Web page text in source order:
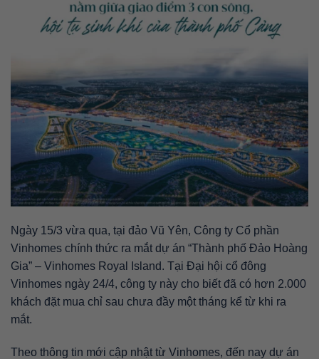
Ngày 15/3 vừa qua, tại đảo Vũ Yên, Công ty Cổ phần
Vinhomes chính thức ra mắt dự án “Thành phố Đảo Hoàng
Gia” – Vinhomes Royal Island. Tại Đại hội cổ đông
Vinhomes ngày 24/4, công ty này cho biết đã có hơn 2.000
khách đặt mua chỉ sau chưa đầy một tháng kể từ khi ra
mắt.
Theo thông tin mới cập nhật từ Vinhomes, đến nay dự án